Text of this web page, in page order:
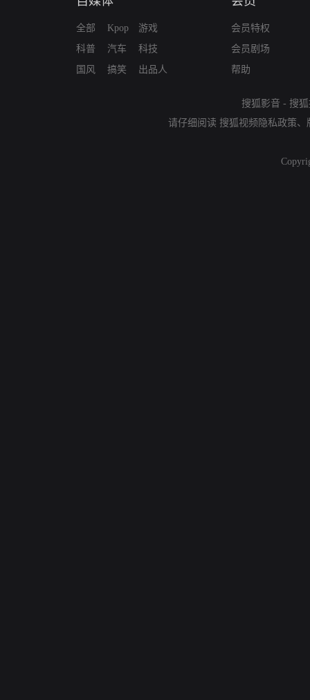
全部
科普
国风
Kpop
汽车
搞笑
游戏
科技
出品人
会员特权
会员剧场
帮助
搜狐影音 - 搜
请仔细阅读 搜狐视频隐私政策、